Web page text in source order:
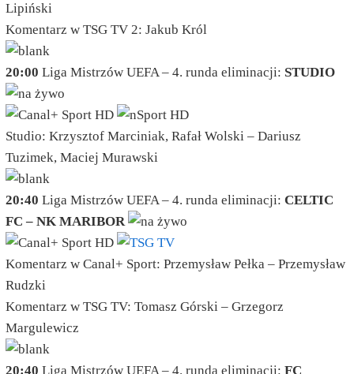
Lipiński
Komentarz w TSG TV 2: Jakub Król
20:00 Liga Mistrzów UEFA – 4. runda eliminacji: STUDIO
Studio: Krzysztof Marciniak, Rafał Wolski – Dariusz
Tuzimek, Maciej Murawski
20:40 Liga Mistrzów UEFA – 4. runda eliminacji: CELTIC
FC – NK MARIBOR
Komentarz w Canal+ Sport: Przemysław Pełka – Przemysław
Rudzki
Komentarz w TSG TV: Tomasz Górski – Grzegorz
Margulewicz
20:40 Liga Mistrzów UEFA – 4. runda eliminacji: FC